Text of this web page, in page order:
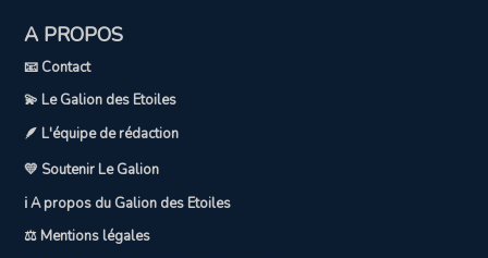
A PROPOS
📧 Contact
💫 Le Galion des Etoiles
🪶 L'équipe de rédaction
💛 Soutenir Le Galion
ℹ️ A propos du Galion des Etoiles
⚖️ Mentions légales